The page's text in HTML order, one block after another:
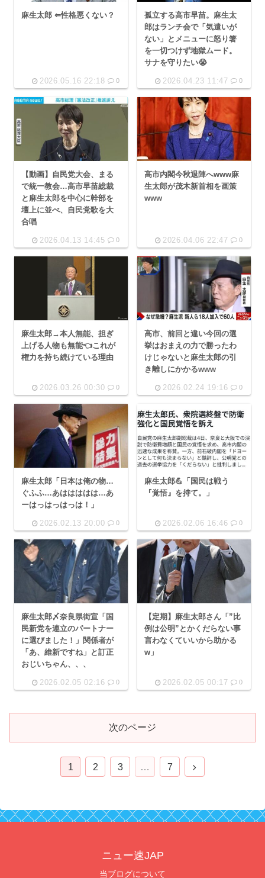
麻生太郎 ⇐性格悪くない？
2026.05.16 22:18 0
孤立する高市早苗。麻生太
郎はランチ会で「気遣いが
ない」とメニューに怒り箸
を一切つけず地獄ムード。
サナを守りたい😭
2026.04.23 11:47 0
【動画】自民党大会、まる
で統一教会…高市早苗総裁
と麻生太郎を中心に幹部を
壇上に並べ、自民党歌を大
合唱
2026.04.13 14:45 0
高市内閣今秋退陣へwww麻
生太郎が茂木新首相を画策
www
2026.04.06 22:47 0
麻生太郎→本人無能、担ぎ
上げる人物も無能👈これが
権力を持ち続けている理由
2026.03.26 00:30 0
高市、前回と違い今回の選
挙はおまえの力で勝ったわ
けじゃないと麻生太郎の引
き離しにかかるwww
2026.02.24 19:16 0
麻生太郎「日本は俺の物…
ぐふふ…あははははは…あ
ーはっはっはっは！」
2026.02.13 20:00 0
麻生太郎💪「国民は戦う
『覚悟』を持て。」
2026.02.06 16:46 0
麻生太郎〆奈良県街宣「国
民新党を連立のパートナー
に選びました！」関係者が
「あ、維新ですね」と訂正
おじいちゃん、、、
2026.02.05 02:16 0
【定期】麻生太郎さん「”比
例は公明”とかくだらない事
言わなくていいから助かる
w」
2026.02.05 00:17 0
次のページ
1 2 3 … 7
次
ニュー速JAP
当ブログについて